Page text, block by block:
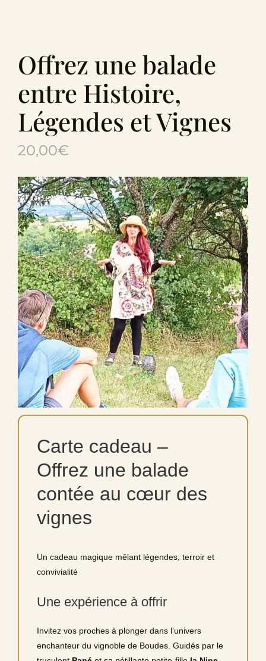
Œnotourisme
Acheter en ligne
Actualités
Contactez-nous
Offrez une balade
entre Histoire,
Légendes et Vignes
20,00€
Carte cadeau –
Offrez une balade
contée au cœur des
vignes
Un cadeau magique mêlant légendes, terroir et
convivialité
Une expérience à offrir
Invitez vos proches à plonger dans l’univers
enchanteur du vignoble de Boudes. Guidés par le